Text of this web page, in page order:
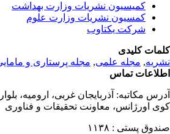
کمیسیون نشریات وزارت بهداشت
کمسیون نشریات وزارت علوم
شرکت یکتاوب
کلیدی
,مجله علمی, مجله پرستاری و مامایی
تماس
مکاتبه:آذربایجان غربی، ارومیه،
اورژانس، معاونت تحقیقات و فناوری
پستی : ۱۱۳۸